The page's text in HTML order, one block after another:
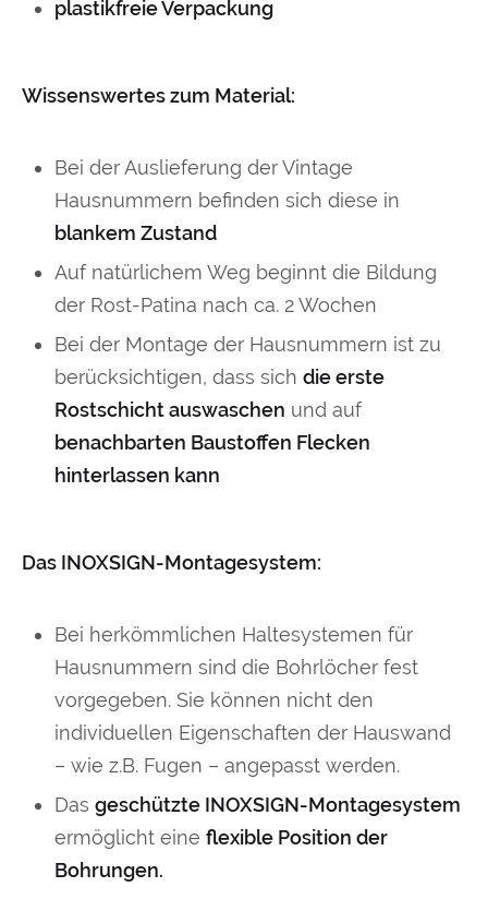
plastikfreie Verpackung
Wissenswertes zum Material:
Bei der Auslieferung der Vintage
Hausnummern befinden sich diese in
blankem Zustand
Auf natürlichem Weg beginnt die Bildung
der Rost-Patina nach ca. 2 Wochen
Bei der Montage der Hausnummern ist zu
berücksichtigen, dass sich die erste
Rostschicht auswaschen und auf
benachbarten Baustoffen Flecken
hinterlassen kann
Das INOXSIGN-Montagesystem:
Bei herkömmlichen Haltesystemen für
Hausnummern sind die Bohrlöcher fest
vorgegeben. Sie können nicht den
individuellen Eigenschaften der Hauswand
– wie z.B. Fugen – angepasst werden.
Das geschützte INOXSIGN-Montagesystem
ermöglicht eine flexible Position der
Bohrungen.